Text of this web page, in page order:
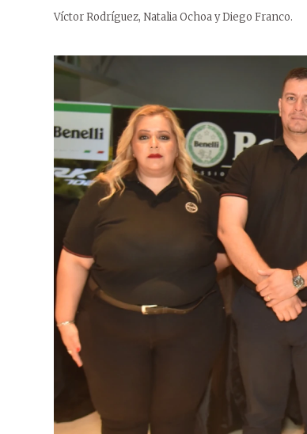
Víctor Rodríguez, Natalia Ochoa y Diego Franco.